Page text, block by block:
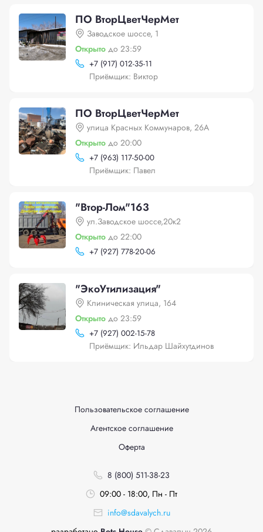
ПО ВторЦветЧерМет
Заводское шоссе, 1
Открыто до 23:59
+7 (917) 012-35-11
Приёмщик: Виктор
ПО ВторЦветЧерМет
улица Красных Коммунаров, 26А
Открыто до 20:00
+7 (963) 117-50-00
Приёмщик: Павел
"Втор-Лом"163
ул.Заводское шоссе,20к2
Открыто до 22:00
+7 (927) 778-20-06
"ЭкоУтилизация"
Клиническая улица, 164
Открыто до 23:59
+7 (927) 002-15-78
Приёмщик: Ильдар Шайхутдинов
Пользовательское соглашение
Агентское соглашение
Оферта
8 (800) 511-38-23
09:00 - 18:00, Пн - Пт
info@sdavalych.ru